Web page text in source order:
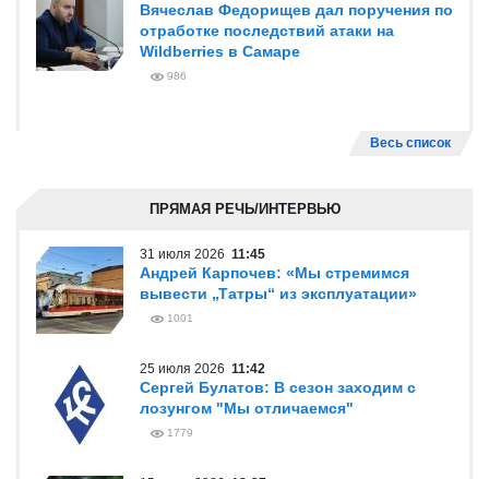
Вячеслав Федорищев дал поручения по
отработке последствий атаки на
Wildberries в Самаре
986
Весь список
ПРЯМАЯ РЕЧЬ/ИНТЕРВЬЮ
31 июля 2026 11:45
Андрей Карпочев: «Мы стремимся
вывести „Татры“ из эксплуатации»
1001
25 июля 2026 11:42
Сергей Булатов: В сезон заходим с
лозунгом "Мы отличаемся"
1779